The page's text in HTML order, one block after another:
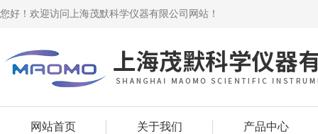
您好！欢迎访问上海茂默科学仪器有限公司网站！
网站首页 关于我们 产品中心